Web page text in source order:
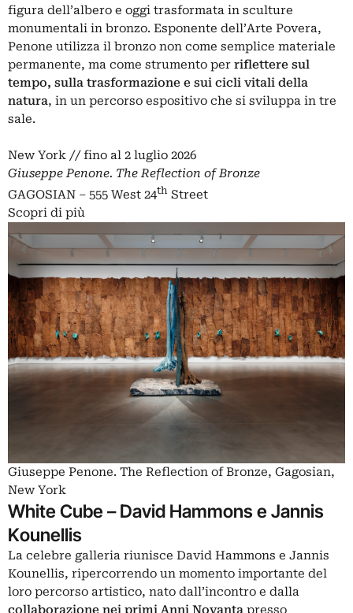
figura dell’albero e oggi trasformata in sculture
monumentali in bronzo. Esponente dell’Arte Povera,
Penone utilizza il bronzo non come semplice materiale
permanente, ma come strumento per riflettere sul
tempo, sulla trasformazione e sui cicli vitali della
natura, in un percorso espositivo che si sviluppa in tre
sale.
New York // fino al 2 luglio 2026
Giuseppe Penone. The Reflection of Bronze
GAGOSIAN – 555 West 24th Street
Scopri di più
Giuseppe Penone. The Reflection of Bronze, Gagosian,
New York
White Cube – David Hammons e Jannis
Kounellis
La celebre galleria riunisce David Hammons e Jannis
Kounellis, ripercorrendo un momento importante del
loro percorso artistico, nato dall’incontro e dalla
collaborazione nei primi Anni Novanta presso